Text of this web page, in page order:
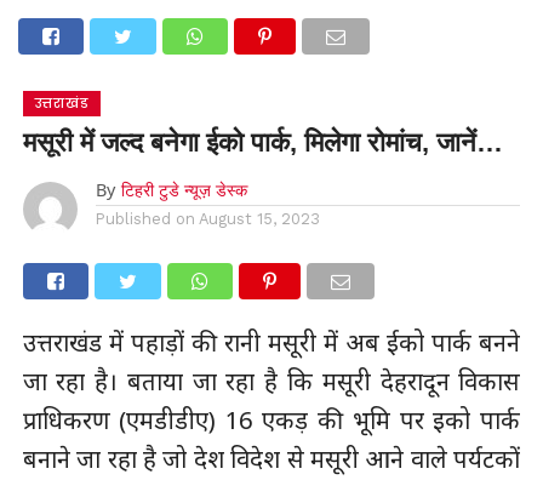
उत्तराखंड
मसूरी में जल्द बनेगा ईको पार्क, मिलेगा रोमांच, जानें…
By टिहरी टुडे न्यूज़ डेस्क
Published on August 15, 2023
उत्तराखंड में पहाड़ों की रानी मसूरी में अब ईको पार्क बनने
जा रहा है। बताया जा रहा है कि मसूरी देहरादून विकास
प्राधिकरण (एमडीडीए) 16 एकड़ की भूमि पर इको पार्क
बनाने जा रहा है जो देश विदेश से मसूरी आने वाले पर्यटकों